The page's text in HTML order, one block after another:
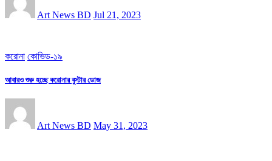
Art News BD Jul 21, 2023
করোনা কোভিড-১৯
আবারও শুরু হচ্ছে করোনার বুস্টার ডোজ
Art News BD May 31, 2023